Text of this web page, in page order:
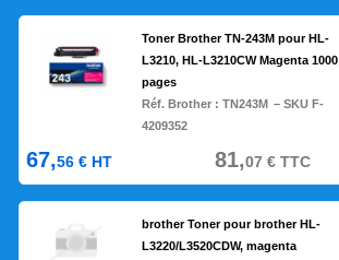
Toner Brother TN-243M pour HL-
L3210, HL-L3210CW Magenta 1000
pages
Réf. Brother :TN243M – SKU F-
4209352
67,56 € HT 81,07 €TTC
brother Toner pour brother HL-
L3220/L3520CDW, magenta